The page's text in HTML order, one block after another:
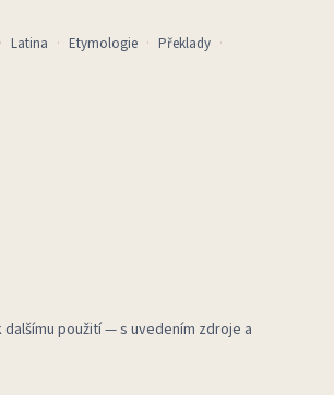
Latina Etymologie
Překlady
použití — s uvedením zdroje a